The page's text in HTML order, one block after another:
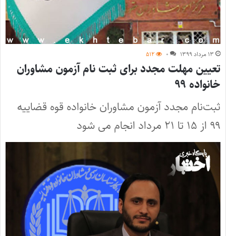
۱۳ مرداد ۱۳۹۹ ۰ ۵۱۲
تعیین مهلت مجدد برای ثبت نام آزمون مشاوران
خانواده ۹۹
ثبت‌نام مجدد آزمون مشاوران خانواده قوه قضاییه
۹۹ از ۱۵ تا ۲۱ مرداد انجام می شود